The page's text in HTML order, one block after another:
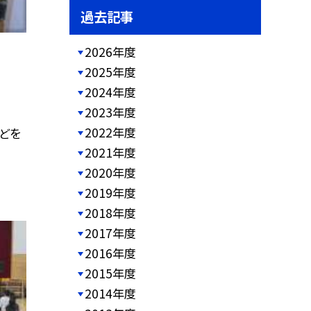
を
過去記事
2026年度
2025年度
2024年度
2023年度
2022年度
2021年度
2020年度
2019年度
2018年度
2017年度
2016年度
2015年度
2014年度